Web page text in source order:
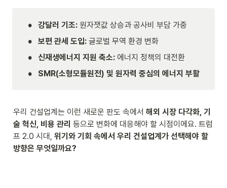
• 강달러 기조: 원자잿값 상승과 공사비 부담 가중
• 보편 관세 도입: 글로벌 무역 환경 변화
• 신재생에너지 지원 축소: 에너지 정책의 대전환
• SMR(소형모듈원전) 및 원자력 중심의 에너지 부활
우리 건설업계는 이런 새로운 판도 속에서 해외 시장 다각화, 기
술 혁신, 비용 관리 등으로 변화에 대응해야 할 시점이에요. 트럼
프 2.0 시대, 위기와 기회 속에서 우리 건설업계가 선택해야 할
방향은 무엇일까요?